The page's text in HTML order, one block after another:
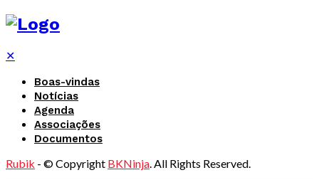
✕
Boas-vindas
Notícias
Agenda
Associações
Documentos
Rubik - © Copyright BKNinja. All Rights Reserved.